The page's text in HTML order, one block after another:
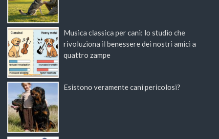
Musica classica per cani: lo studio che
rivoluziona il benessere dei nostri amici a
quattro zampe
Esistono veramente cani pericolosi?